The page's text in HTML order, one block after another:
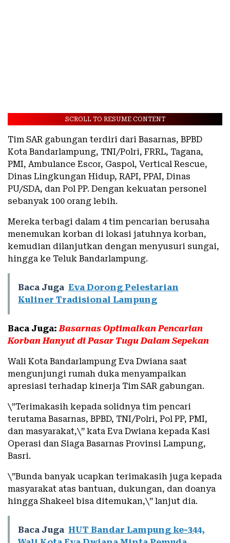
SCROLL TO RESUME CONTENT
Tim SAR gabungan terdiri dari Basarnas, BPBD
Kota Bandarlampung, TNI/Polri, FRRL, Tagana,
PMI, Ambulance Escor, Gaspol, Vertical Rescue,
Dinas Lingkungan Hidup, RAPI, PPAI, Dinas
PU/SDA, dan Pol PP. Dengan kekuatan personel
sebanyak 100 orang lebih.
Mereka terbagi dalam 4 tim pencarian berusaha
menemukan korban di lokasi jatuhnya korban,
kemudian dilanjutkan dengan menyusuri sungai,
hingga ke Teluk Bandarlampung.
Baca Juga Eva Dorong Pelestarian
Kuliner Tradisional Lampung
Baca Juga:Basarnas Optimalkan Pencarian
Korban Hanyut di Pasar Tugu Dalam Sepekan
Wali Kota Bandarlampung Eva Dwiana saat
mengunjungi rumah duka menyampaikan
apresiasi terhadap kinerja Tim SAR gabungan.
\”Terimakasih kepada solidnya tim pencari
terutama Basarnas, BPBD, TNI/Polri, Pol PP, PMI,
dan masyarakat,\” kata Eva Dwiana kepada Kasi
Operasi dan Siaga Basarnas Provinsi Lampung,
Basri.
\”Bunda banyak ucapkan terimakasih juga kepada
masyarakat atas bantuan, dukungan, dan doanya
hingga Shakeel bisa ditemukan,\” lanjut dia.
Baca Juga HUT Bandar Lampung ke-344,